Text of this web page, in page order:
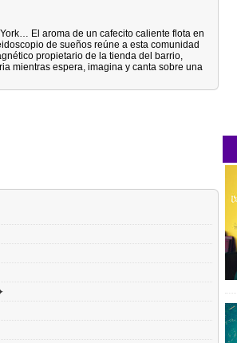
El aroma de un cafecito caliente flota en
de sueños reúne a esta comunidad
propietario de la tienda del barrio,
mientras espera, imagina y canta sobre una